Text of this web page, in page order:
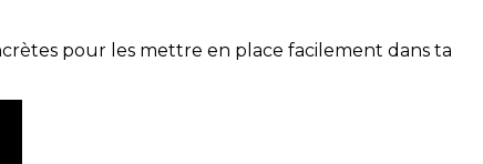
pour les mettre en place facilement dans ta